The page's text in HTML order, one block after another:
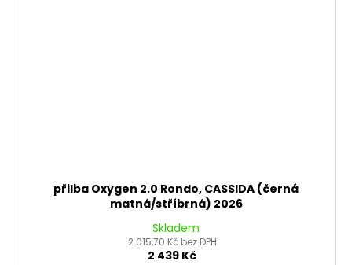
přilba Oxygen 2.0 Rondo, CASSIDA (černá
matná/stříbrná) 2026
Skladem
2 015,70 Kč bez DPH
2 439 Kč